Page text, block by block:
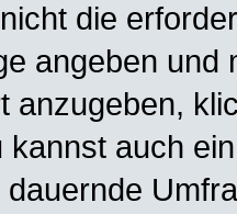
die
angeben und
anzugeben,
kannst auch